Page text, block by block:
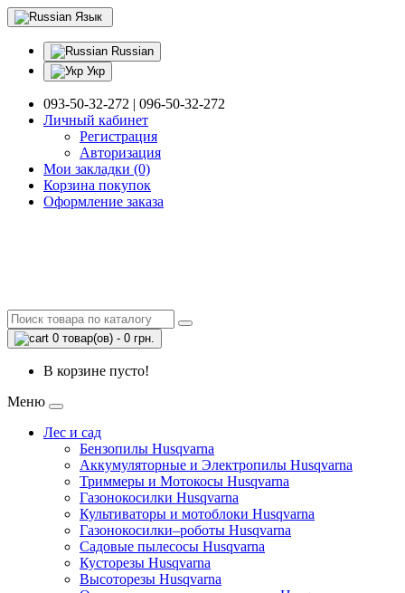
Язык
Russian
Укр
093-50-32-272 | 096-50-32-272
Личный кабинет
Регистрация
Авторизация
Мои закладки (0)
Корзина покупок
Оформление заказа
0 товар(ов) - 0 грн.
В корзине пусто!
Меню
Лес и сад
Бензопилы Husqvarna
Аккумуляторные и Электропилы Нusqvarna
Триммеры и Мотокосы Нusqvarna
Газонокосилки Husqvarna
Культиваторы и мотоблоки Husqvarna
Газонокосилки–роботы Husqvarna
Садовые пылесосы Husqvarna
Кусторезы Husqvarna
Высоторезы Husqvarna